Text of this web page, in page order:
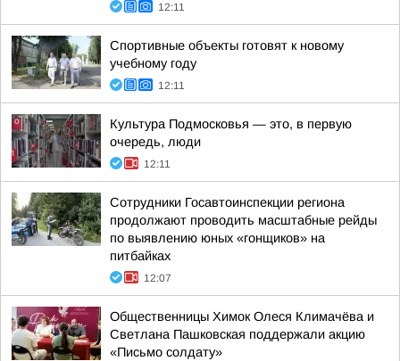
12:11
Спортивные объекты готовят к новому
учебному году
12:11
Культура Подмосковья — это, в первую
очередь, люди
12:11
Сотрудники Госавтоинспекции региона
продолжают проводить масштабные рейды
по выявлению юных «гонщиков» на
питбайках
12:07
Общественницы Химок Олеся Климачёва и
Светлана Пашковская поддержали акцию
«Письмо солдату»